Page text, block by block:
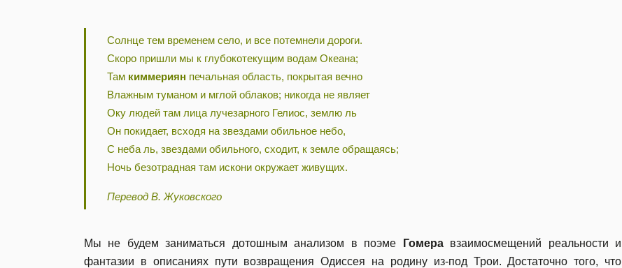
Солнце тем временем село, и все потемнели дороги.
Скоро пришли мы к глубокотекущим водам Океана;
Там киммериян печальная область, покрытая вечно
Влажным туманом и мглой облаков; никогда не являет
Оку людей там лица лучезарного Гелиос, землю ль
Он покидает, всходя на звездами обильное небо,
С неба ль, звездами обильного, сходит, к земле обращаясь;
Ночь безотрадная там искони окружает живущих.
Перевод В. Жуковского
Мы не будем заниматься дотошным анализом в поэме Гомера взаимосмещений реальности и
фантазии в описаниях пути возвращения Одиссея на родину из-под Трои. Достаточно того, что